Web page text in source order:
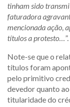
tinham sido
faturadora
mencionada ação,
títulos a protesto…”.
Note-se que o
títulos foram
pelo primitivo
devedor quanto
titularidade do